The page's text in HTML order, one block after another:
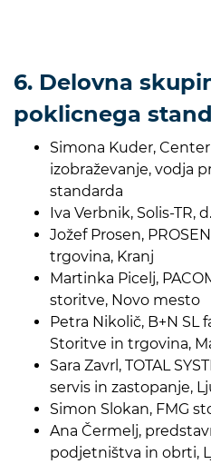
6. Delovna
poklicnega
Simona Kuder,
izobraževanje, vodja
standarda
Iva Verbnik, Solis-TR,
Jožef Prosen,
trgovina, Kranj
Martinka Picelj,
storitve, Novo mesto
Petra Nikolič, B+N SL
Storitve in trgovina,
Sara Zavrl, TOTAL
servis in zastopanje,
Simon Slokan, FMG
Ana Čermelj,
podjetništva in obrti,